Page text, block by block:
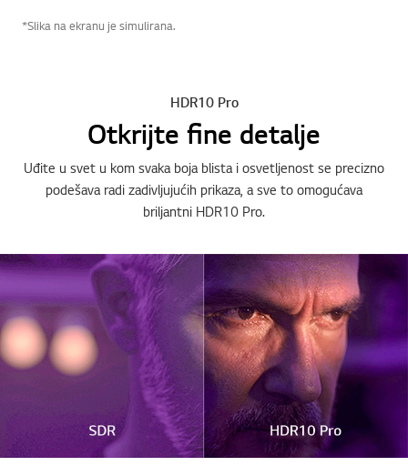
*Slika na ekranu je simulirana.
HDR10 Pro
Otkrijte fine detalje
Uđite u svet u kom svaka boja blista i osvetljenost se precizno
podešava radi zadivljujućih prikaza, a sve to omogućava
briljantni HDR10 Pro.